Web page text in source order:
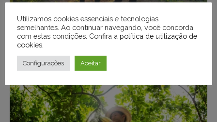
MEIO AMBIENTE
PF desarticula grupo que usava químicos para
Utilizamos cookies essenciais e tecnologias
semelhantes. Ao continuar navegando, você concorda
com estas condições. Confira a política de utilização de
cookies
Configurações Aceitar